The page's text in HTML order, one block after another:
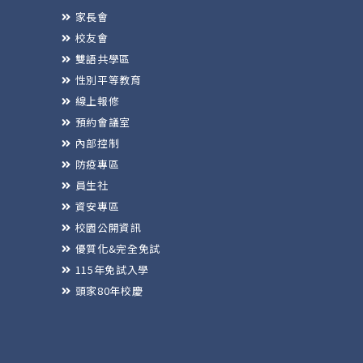
家長會
校友會
雙語共學區
性別平等教育
線上報修
預約會議室
內部控制
防疫專區
員生社
資安專區
校園公開資訊
優質化&完全免試
115年免試入學
頭家80年校慶